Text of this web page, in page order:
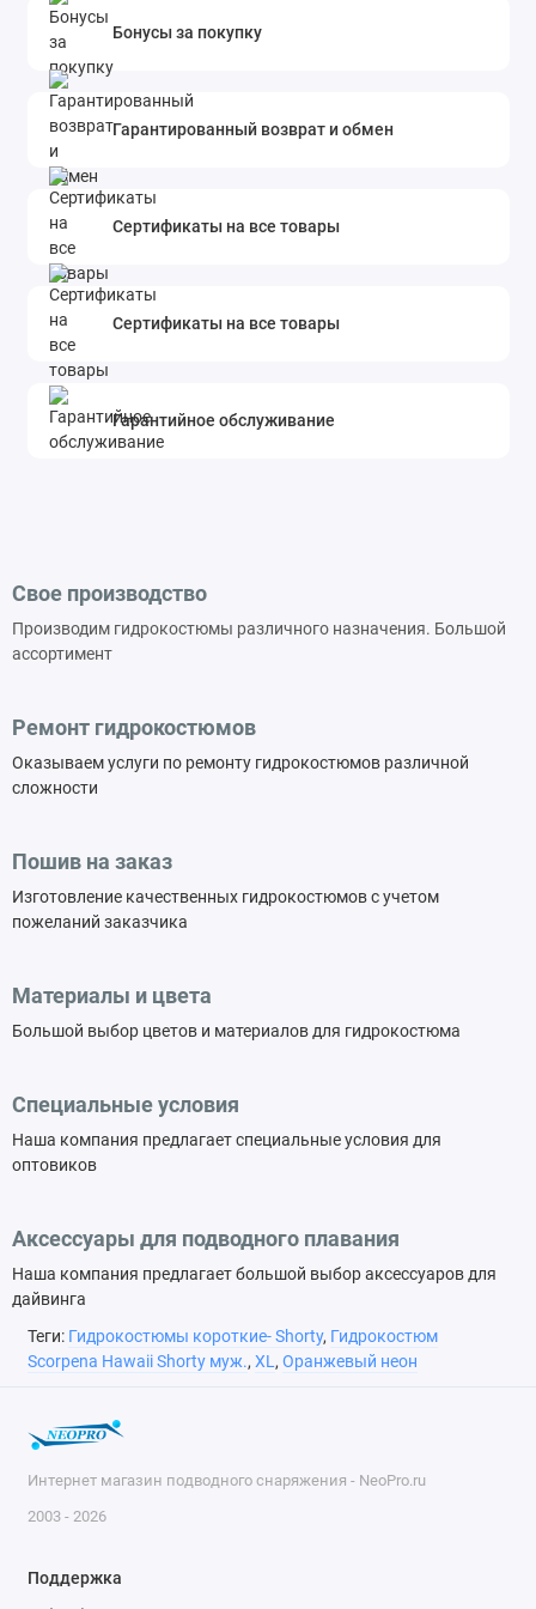
Бонусы за покупку
Гарантированный возврат и обмен
Сертификаты на все товары
Сертификаты на все товары
Гарантийное обслуживание
Свое производство
Производим гидрокостюмы различного назначения. Большой
ассортимент
Ремонт гидрокостюмов
Оказываем услуги по ремонту гидрокостюмов различной
сложности
Пошив на заказ
Изготовление качественных гидрокостюмов с учетом
пожеланий заказчика
Материалы и цвета
Большой выбор цветов и материалов для гидрокостюма
Специальные условия
Наша компания предлагает специальные условия для
оптовиков
Аксессуары для подводного плавания
Наша компания предлагает большой выбор аксессуаров для
дайвинга
Теги: Гидрокостюмы короткие- Shorty, Гидрокостюм
Scorpena Hawaii Shorty муж., XL, Оранжевый неон
Интернет магазин подводного снаряжения - NeoPro.ru
2003 - 2026
Поддержка